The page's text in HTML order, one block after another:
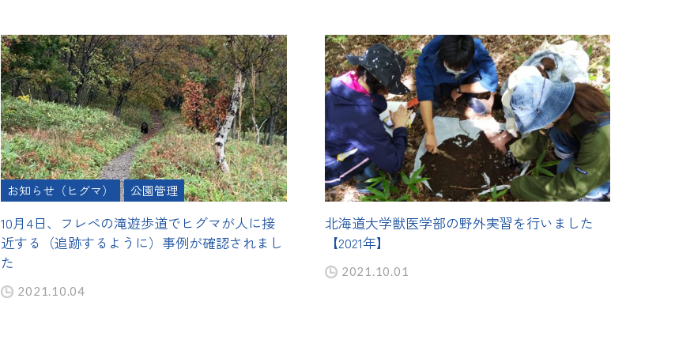
お知らせ（ヒグマ） 公園管理
10月4日、フレペの滝遊歩道でヒグマが人に接
近する（追跡するように）事例が確認されまし
た
2021.10.04
北海道大学獣医学部の野外実習を行いました
【2021年】
2021.10.01